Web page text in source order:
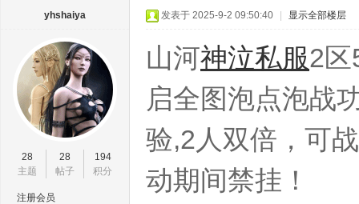
yhshaiya
28
主题
28
帖子
194
积分
注册会员
发表于 2025-9-2 09:50:40 显示全部楼层
山河神泣私服2区
启全图泡点泡战
验,2人双倍，可
动期间禁挂！